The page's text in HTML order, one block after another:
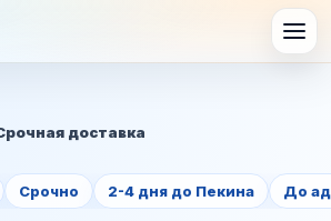
доставка
Срочно 2-4 дня до Пекина До